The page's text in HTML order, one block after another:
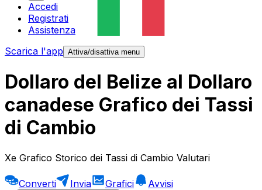
Accedi
Registrati
Assistenza
Scarica l'app Attiva/disattiva menu
Dollaro del Belize al Dollaro
canadese Grafico dei Tassi
di Cambio
Xe Grafico Storico dei Tassi di Cambio Valutari
Converti Invia Grafici
Avvisi